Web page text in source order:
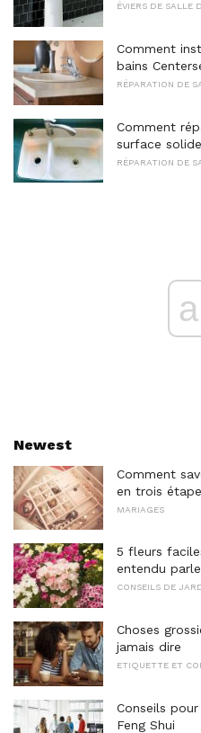
ÉVIERS DE SALLE
Comment
bains
RÉPARATION DE
Comment
surface solide
RÉPARATION DE
Newest
Comment
en trois
MARIAGES
5 fleurs
entendu
CONSEILS DE
Choses
jamais dire
ETIQUETTE ET
Conseils
Feng Shui